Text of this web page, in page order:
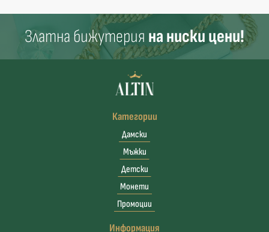
Златна бижутерия на ниски цени!
Категории
Дамски
Мъжки
Детски
Монети
Промоции
Информация